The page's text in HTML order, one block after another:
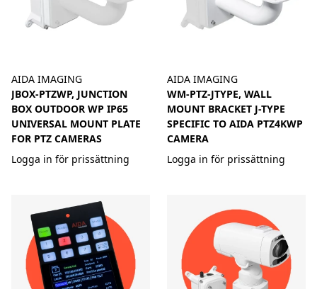
AIDA IMAGING
JBOX-PTZWP, JUNCTION
BOX OUTDOOR WP IP65
UNIVERSAL MOUNT PLATE
FOR PTZ CAMERAS
Logga in för prissättning
AIDA IMAGING
WM-PTZ-JTYPE, WALL
MOUNT BRACKET J-TYPE
SPECIFIC TO AIDA PTZ4KWP
CAMERA
Logga in för prissättning